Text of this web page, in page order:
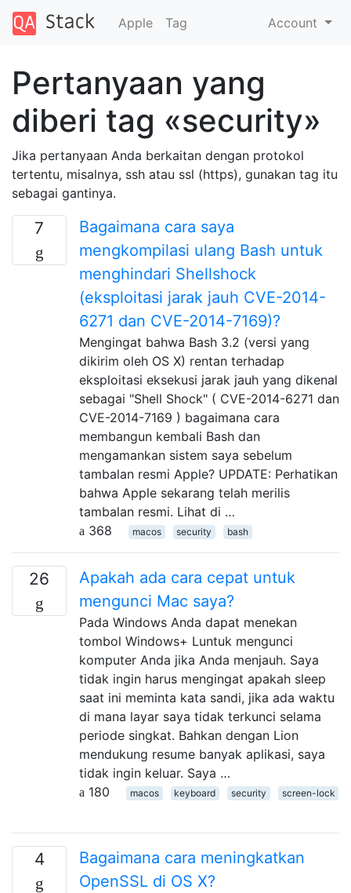
Apple Tag Account
Pertanyaan yang
diberi tag «security»
Jika pertanyaan Anda berkaitan dengan protokol
tertentu, misalnya, ssh atau ssl (https), gunakan tag itu
sebagai gantinya.
7
Bagaimana cara saya
mengkompilasi ulang Bash untuk
menghindari Shellshock
(eksploitasi jarak jauh CVE-2014-
6271 dan CVE-2014-7169)?
Mengingat bahwa Bash 3.2 (versi yang
dikirim oleh OS X) rentan terhadap
eksploitasi eksekusi jarak jauh yang dikenal
sebagai "Shell Shock" ( CVE-2014-6271 dan
CVE-2014-7169 ) bagaimana cara
membangun kembali Bash dan
mengamankan sistem saya sebelum
tambalan resmi Apple? UPDATE: Perhatikan
bahwa Apple sekarang telah merilis
tambalan resmi. Lihat di …
368
macos security bash
26
Apakah ada cara cepat untuk
mengunci Mac saya?
Pada Windows Anda dapat menekan
tombol Windows+ Luntuk mengunci
komputer Anda jika Anda menjauh. Saya
tidak ingin harus mengingat apakah sleep
saat ini meminta kata sandi, jika ada waktu
di mana layar saya tidak terkunci selama
periode singkat. Bahkan dengan Lion
mendukung resume banyak aplikasi, saya
tidak ingin keluar. Saya …
180
macos keyboard security screen-lock
4
Bagaimana cara meningkatkan
OpenSSL di OS X?